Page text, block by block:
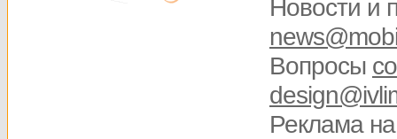
Новости и
Вопросы
Реклама